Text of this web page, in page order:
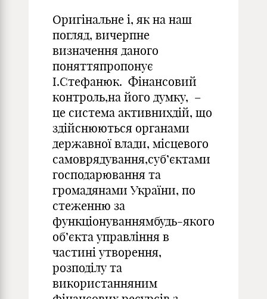
Оригінальне і, як на наш
погляд, вичерпне
визначення даного
поняттяпропонує
І.Стефанюк. Фінансовий
контроль,на його думку, –
це система активнихдій, що
здійснюються органами
державної влади, місцевого
самоврядування,суб’єктами
господарювання та
громадянами України, по
стеженню за
функціонуваннямбудь-якого
об’єкта управління в
частині утворення,
розподілу та
використанняним